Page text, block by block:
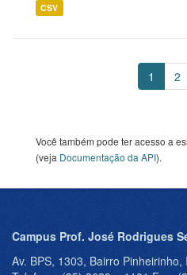
CSV
1 2
Você também pode ter acesso a
(veja Documentação da API).
Campus Prof. José Rodrigues
Av. BPS, 1303, Bairro Pinheirinho,